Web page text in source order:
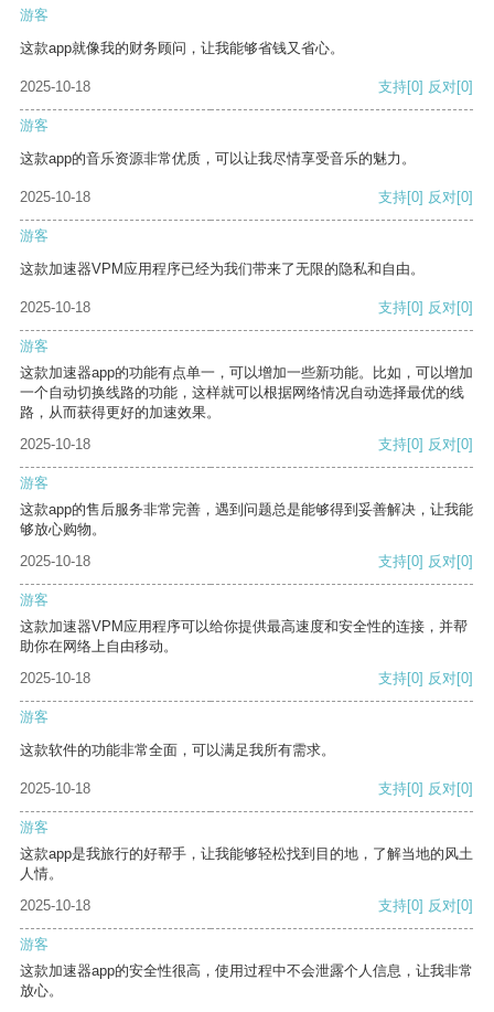
游客
这款app就像我的财务顾问，让我能够省钱又省心。
2025-10-18 支持[0] 反对[0]
游客
这款app的音乐资源非常优质，可以让我尽情享受音乐的魅力。
2025-10-18 支持[0] 反对[0]
游客
这款加速器VPM应用程序已经为我们带来了无限的隐私和自由。
2025-10-18 支持[0] 反对[0]
游客
这款加速器app的功能有点单一，可以增加一些新功能。比如，可以增加
一个自动切换线路的功能，这样就可以根据网络情况自动选择最优的线
路，从而获得更好的加速效果。
2025-10-18
支持[0] 反对[0]
游客
这款app的售后服务非常完善，遇到问题总是能够得到妥善解决，让我能
够放心购物。
2025-10-18
支持[0] 反对[0]
游客
这款加速器VPM应用程序可以给你提供最高速度和安全性的连接，并帮
助你在网络上自由移动。
2025-10-18
支持[0] 反对[0]
游客
这款软件的功能非常全面，可以满足我所有需求。
2025-10-18 支持[0] 反对[0]
游客
这款app是我旅行的好帮手，让我能够轻松找到目的地，了解当地的风土
人情。
2025-10-18
支持[0] 反对[0]
游客
这款加速器app的安全性很高，使用过程中不会泄露个人信息，让我非常
放心。